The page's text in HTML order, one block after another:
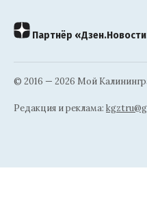
Партнёр
© 2016 — 2026 Мой
Редакция и реклама: